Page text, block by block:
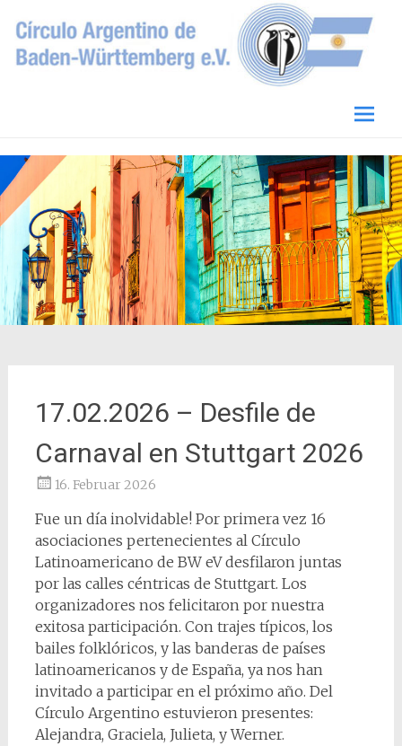
Circulo Argentino de Baden-Württemberg
to
17.02.2026 – Desfile de
Carnaval en Stuttgart 2026
16. Februar 2026
Fue un día inolvidable! Por primera vez 16
asociaciones pertenecientes al Círculo
Latinoamericano de BW eV desfilaron juntas
por las calles céntricas de Stuttgart. Los
organizadores nos felicitaron por nuestra
exitosa participación. Con trajes típicos, los
bailes folklóricos, y las banderas de países
latinoamericanos y de España, ya nos han
invitado a participar en el próximo año. Del
Círculo Argentino estuvieron presentes:
Alejandra, Graciela, Julieta, y Werner.